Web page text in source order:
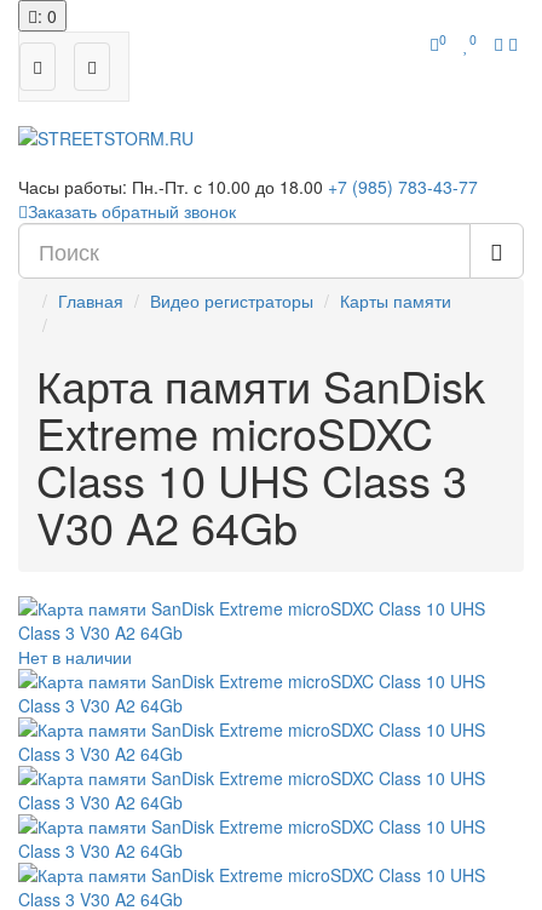
: 0
0 0
Часы работы: Пн.-Пт. с 10.00 до 18.00 +7 (985) 783-43-77
Заказать обратный звонок
Главная Видео регистраторы Карты памяти
Карта памяти SanDisk
Extreme microSDXC
Class 10 UHS Class 3
V30 A2 64Gb
Нет в наличии